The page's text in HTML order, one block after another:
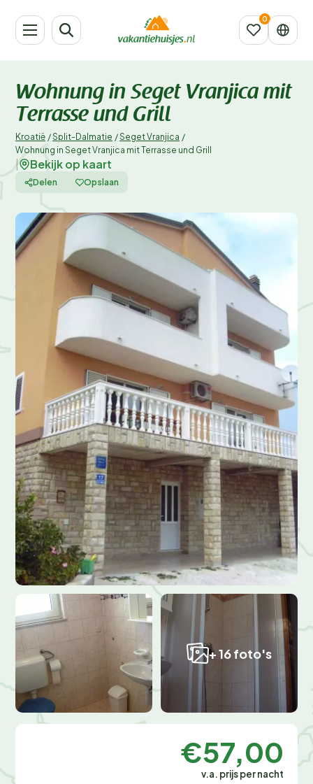
Wohnung in Seget Vranjica mit
Terrasse und Grill
Kroatië /Split-Dalmatie /Seget Vranjica /
Wohnung in Seget Vranjica mit Terrasse und Grill
Bekijk op kaart
Delen Opslaan
+ 16 foto's
€57,00
v.a. prijs per nacht